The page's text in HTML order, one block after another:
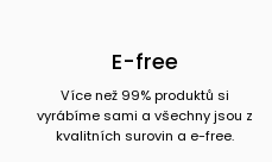
E-free
Více než 99% produktů si
vyrábíme sami a všechny jsou z
kvalitních surovin a e-free.